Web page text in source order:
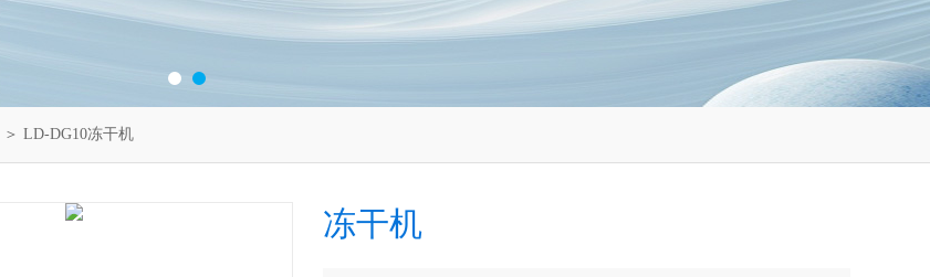
＞ LD-DG10冻干机
冻干机